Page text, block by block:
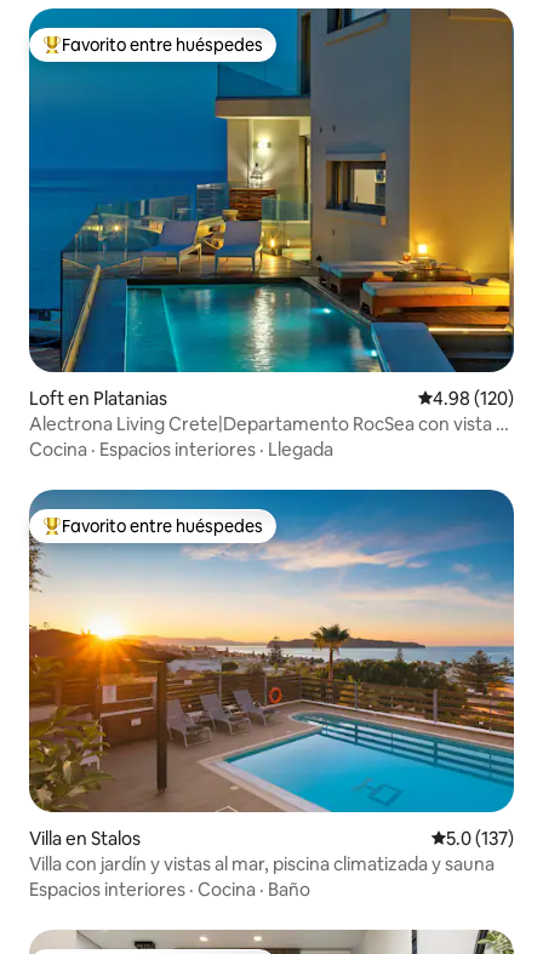
De los mejores en Favorito entre huéspedes
Favorito entre huéspedes
Loft en Platanias Calificación
4.98 (120)
Alectrona Living Crete|Departamento RocSea con vista al
mar y bañera de hidromasaje
Cocina · Espacios interiores · Llegada
De los mejores en Favorito entre huéspedes
Favorito entre huéspedes
Villa en Stalos Calificación
5.0 (137)
Villa con jardín y vistas al mar, piscina climatizada y sauna
Espacios interiores · Cocina · Baño